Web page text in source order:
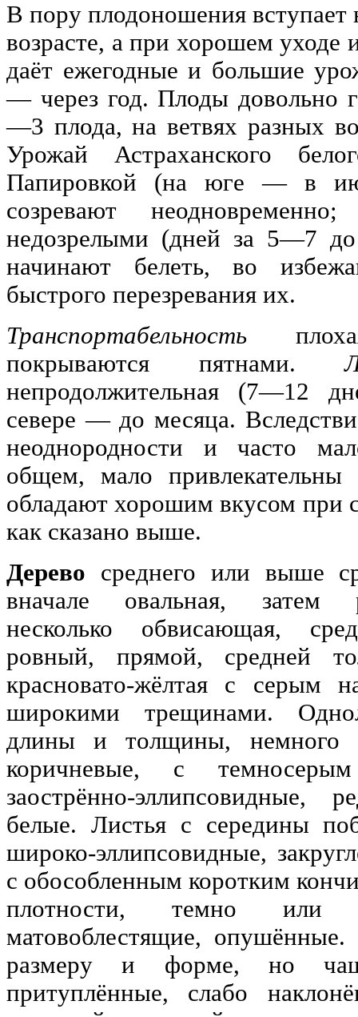
В пору плодоношения
возрасте, а при хорошем уходе
даёт ежегодные и большие
— через год. Плоды довольно
—3 плода, на ветвях разных
Урожай Астраханского
Папировкой (на юге — в
созревают
недозрелыми (дней за 5—7 до
начинают белеть, во
быстрого перезревания их.
Транспортабельность
покрываются пятнами.
непродолжительная (7—12
севере — до месяца.
неоднородности и часто
общем, мало
обладают хорошим вкусом при
как сказано выше.
Дерево среднего или выше
вначале овальная, затем
несколько обвисающая,
ровный, прямой, средней
красновато-жёлтая с серым
широкими трещинами.
длины и толщины, немного
коричневые, с
заострённо-эллипсовидные,
белые. Листья с середины
широко-эллипсовидные,
с обособленным коротким
плотности, темно или
матовоблестящие,
размеру и форме, но
притуплённые, слабо